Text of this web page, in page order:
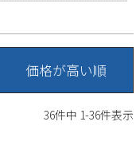
価格が高い順
36件中 1-36件表示